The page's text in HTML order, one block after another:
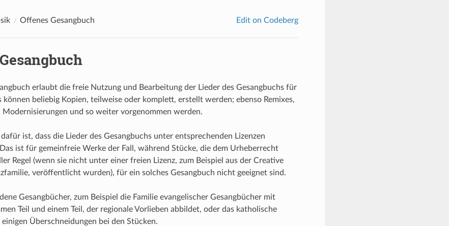
Offenes Gesangbuch Edit on Codeberg
erlaubt die freie Nutzung und Bearbeitung der Lieder des Gesangbuchs für
können beliebig Kopien, teilweise oder komplett, erstellt werden; ebenso Remixes,
Modernisierungen und so weiter vorgenommen werden.
dafür ist, dass die Lieder des Gesangbuchs unter entsprechenden Lizenzen
ist für gemeinfreie Werke der Fall, während Stücke, die dem Urheberrecht
Regel (wenn sie nicht unter einer freien Lizenz, zum Beispiel aus der Creative
veröffentlicht wurden), für ein solches Gesangbuch nicht geeignet sind.
Gesangbücher, zum Beispiel die Familie evangelischer Gesangbücher mit
Teil und einem Teil, der regionale Vorlieben abbildet, oder das katholische
Überschneidungen bei den Stücken.